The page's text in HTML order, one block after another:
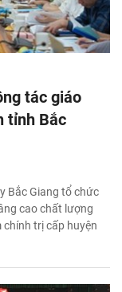
tác giáo
tỉnh Bắc
Bắc Giang tổ chức
cao chất lượng
trị cấp huyện